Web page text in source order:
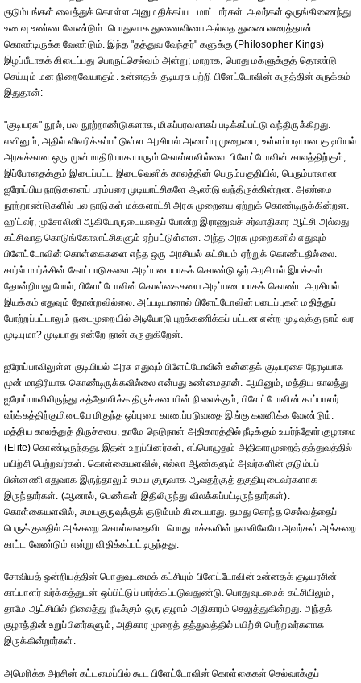
குடும்பங்கள் வைத்துக் கொள்ள அனுமதிக்கப்பட மாட்டார்கள். அவர்கள் ஒருங்கிணைந்து
உணவு உண்ண வேண்டும். பொதுவாக துணைவியை அல்லத துணைவரைத்தான்
கொண்டிருக்க வேண்டும். இந்த "தத்துவ வேந்தர்" களுக்கு (Philosopher Kings)
இழப்பீடாகக் கிடைப்பது பொருட்செல்வம் அன்று; மாறாக, பொது மக்ளுக்குத் தொண்டு
செய்யும் மன நிறைவேயாகும். உன்னதக் குடியரசு பற்றி பிளேட்டோவின் கருத்தின் சுருக்கம்
இதுதான்:
"குடியரசு" நூல், பல நூற்றாண்டுகளாக, மிகப்பரவலாகப் படிக்கப்பட்டு வந்திருக்கிறது.
எனினும், அதில் விவரிக்கப்பட்டுள்ள அரசியல் அமைப்பு முறையை, உள்ளப்படியான குடியியல்
அரசுக்கான ஒரு முன்மாதிரியாக யாரும் கொள்ளவில்லை. பிளேட்டோவின் காலத்திற்கும்,
இப்போதைக்கும் இடைப்பட்ட இடைவெளிக் காலத்தின் பெரும்பகுதியில், பெரும்பாலான
ஐரோப்பிய நாடுகளைப் பரம்பரை முடியாட்சிகளே ஆண்டு வந்திருக்கின்றன. அண்மை
நூற்றாண்டுகளில் பல நாடுகள் மக்களாட்சி அரசு முறையை ஏற்றுக் கொண்டிருக்கின்றன.
ஹ’ட்லர், முசோலினி ஆகியோருடையதைப் போன்ற இராணுவச் சர்வாதிகார ஆட்சி அல்லது
கட்சிவாத கொடுங்கோலாட்சிகளும் ஏற்பட்டுள்ளன. அந்த அரசு முறைகளில் எதுவும்
பிளேட்டோவின் கொள்கைகளை எந்த ஒரு அரசியல் கட்சியும் ஏற்றுக் கொண்டதில்லை.
கார்ல் மார்க்சின் கோட்பாடுகளை அடிப்படையாகக் கொண்டு ஓர் அரசியல் இயக்கம்
தோன்றியது போல், பிளேட்டோவின் கொள்கைகயை அடிப்படையாகக் கொண்ட அரசியல்
இயக்கம் எதுவும் தோன்றவில்லை. அப்படியானால் பிளேட்டோவின் படைப்புகள் மதித்துப்
போற்றப்பட்டாலும் நடைமுறையில் அடியோடு புறக்கணிக்கப் பட்டன என்ற முடிவுக்கு நாம் வர
முடியுமா? முடியாது என்றே நான் கருதுகிறேன்.
ஐரோப்பாவிலுள்ள குடியியல் அரசு எதுவும் பிளேட்டோவின் உன்னதக் குடியரசை நேரடியாக
முன் மாதிரியாக கொண்டிருக்கவில்லை என்பது உண்மைதான். ஆயினும், மத்திய காலத்து
ஐரோப்பாவிலிருந்து கத்தோலிக்க திருச்சபையின் நிலைக்கும், பிளேட்டோவின் காப்பாளர்
வர்க்கத்திற்குமிடையே மிகுந்த ஒப்புமை காணப்படுவதை இங்கு கவனிக்க வேண்டும்.
மத்திய காலத்துத் திருச்சபை, தாமே நெடுநாள் அதிகாரத்தில் நீடிக்கும் உயர்ந்தோர் குழாமை
(Elite) கொண்டிருந்தது. இதன் உறுப்பினர்கள், எப்பொழுதும் அதிகாரமுறைத் தத்துவத்தில்
பயிற்சி பெற்றவர்கள். கொள்கையளவில், எல்லா ஆண்களும் அவர்களின் குடும்பப்
பின்னணி எதுவாக இருந்தாலும் சமய குருவாக ஆவதற்குத் தகுதியுடைவர்களாக
இருந்தார்கள். (ஆனால், பெண்கள் இதிலிருந்து விலக்கப்பட்டிருந்தார்கள்).
கொள்கையளவில், சமயகுருவுக்குக் குடும்பம் கிடையாது. தமது சொந்த செல்வத்தைப்
பெருக்குவதில் அக்கறை கொள்வதைவிட பொது மக்களின் நலனிலேயே அவர்கள் அக்கறை
காட்ட வேண்டும் என்று விதிக்கப்பட்டிருந்தது.
சோவியத் ஒன்றியத்தின் பொதுவுடமைக் கட்சியும் பிளேட்டோவின் உன்னதக் குடியரசின்
காப்பாளர் வர்க்கத்துடன் ஒப்பிட்டுப் பார்க்கப்படுவதுண்டு. பொதுவுடமைக் கட்சியிலும்,
தாமே ஆட்சியில் நிலைத்து நீடிக்கும் ஒரு குழாம் அதிகாரம் செலுத்துகின்றது. அந்தக்
குழாத்தின் உறுப்பினர்களும், அதிகார முறைத் தத்துவத்தில் பயிற்சி பெற்றவர்களாக
இருக்கின்றார்கள்.
அமெரிக்க அரசின் கட்டமைப்பில் கூட பிளேட்டோவின் கொள்கைகள் செல்வாக்குப்